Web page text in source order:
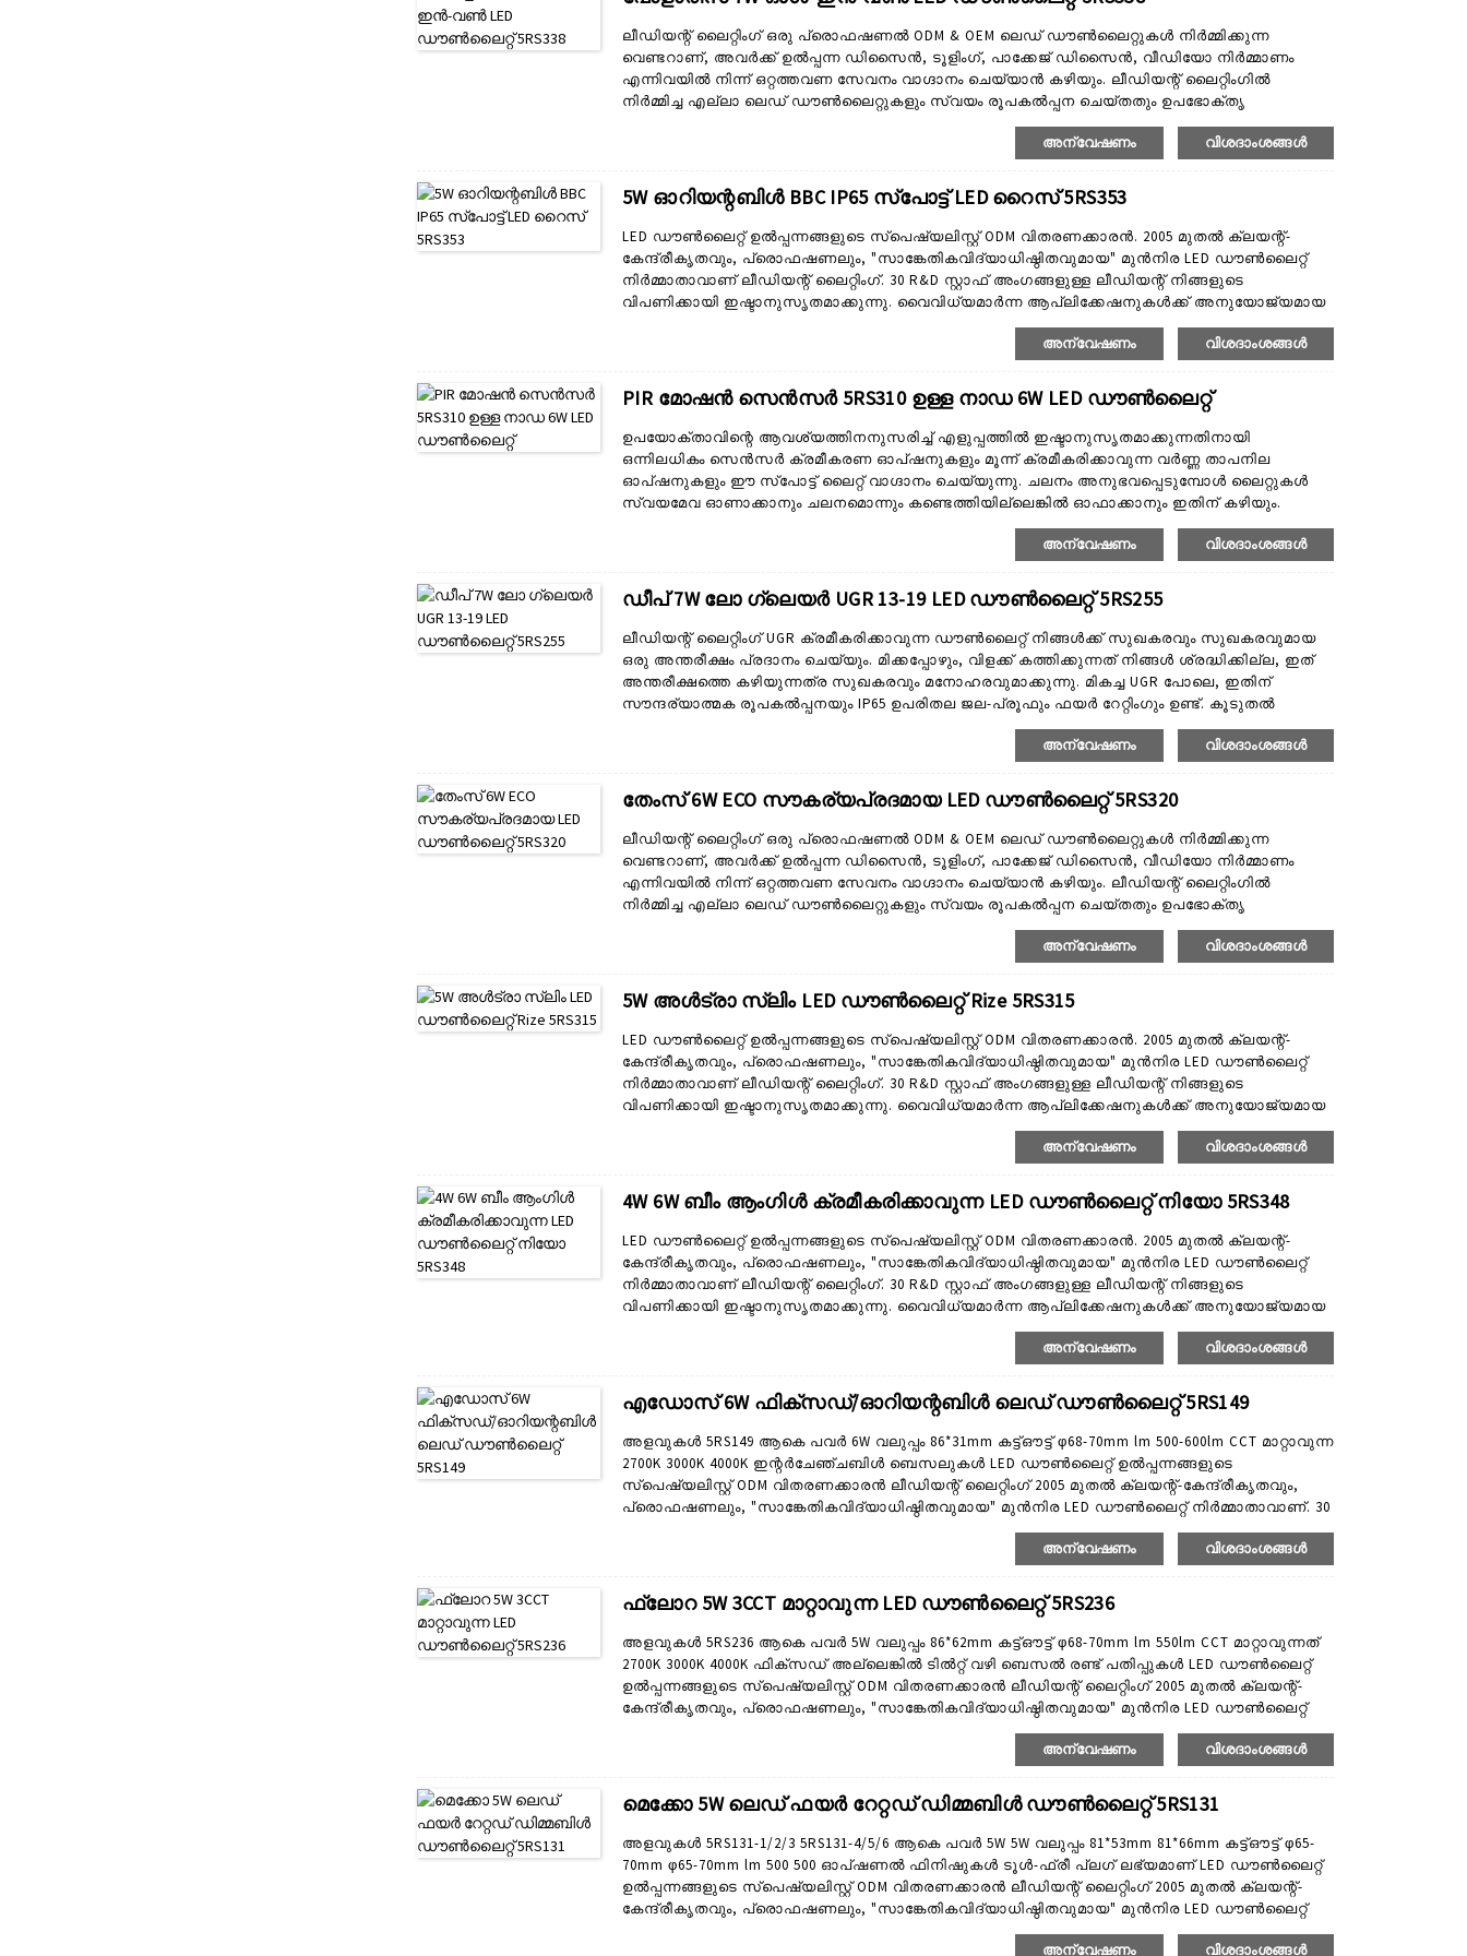
ലീഡിയന്റ് ലൈറ്റിംഗ് ഒരു പ്രൊഫഷണൽ ODM & OEM ലെഡ് ഡൗൺലൈറ്റുകൾ നിർമ്മിക്കുന്ന
വെണ്ടറാണ്, അവർക്ക് ഉൽപ്പന്ന ഡിസൈൻ, ടൂളിംഗ്, പാക്കേജ് ഡിസൈൻ, വീഡിയോ നിർമ്മാണം
എന്നിവയിൽ നിന്ന് ഒറ്റത്തവണ സേവനം വാഗ്ദാനം ചെയ്യാൻ കഴിയും. ലീഡിയന്റ് ലൈറ്റിംഗിൽ
നിർമ്മിച്ച എല്ലാ ലെഡ് ഡൗൺലൈറ്റുകളും സ്വയം രൂപകൽപ്പന ചെയ്തതും ഉപഭോക്തൃ
ആവശ്യകതയെ അടിസ്ഥാനമാക്കി നിർമ്മിച്ചതുമാണ്. ഞങ്ങൾക്ക് ശക്തമായ ODM സേവനങ്ങളുണ്ട്.
ഞങ്ങളോടൊപ്പം പ്രവർത്തിക്കുന്ന 30-ലധികം ഡിസൈൻ എഞ്ചിനീയർമാരും R&D എഞ്ചിനീയർമാരും
വ്യത്യസ്ത മങ്ങിയ ഡ്രൈവർ പരിഹാരങ്ങളും ഉപഭോക്താക്കൾക്ക് വാഗ്ദാനം ചെയ്യുന്നു...
അന്വേഷണം വിശദാംശങ്ങൾ
5W ഓറിയന്റബിൾ BBC IP65 സ്പോട്ട് LED റൈസ് 5RS353
LED ഡൗൺലൈറ്റ് ഉൽപ്പന്നങ്ങളുടെ സ്പെഷ്യലിസ്റ്റ് ODM വിതരണക്കാരൻ. 2005 മുതൽ ക്ലയന്റ്-
കേന്ദ്രീകൃതവും, പ്രൊഫഷണലും, "സാങ്കേതികവിദ്യാധിഷ്ഠിതവുമായ" മുൻനിര LED ഡൗൺലൈറ്റ്
നിർമ്മാതാവാണ് ലീഡിയന്റ് ലൈറ്റിംഗ്. 30 R&D സ്റ്റാഫ് അംഗങ്ങളുള്ള ലീഡിയന്റ് നിങ്ങളുടെ
വിപണിക്കായി ഇഷ്ടാനുസൃതമാക്കുന്നു. വൈവിധ്യമാർന്ന ആപ്ലിക്കേഷനുകൾക്ക് അനുയോജ്യമായ
LED ഡൗൺലൈറ്റുകൾ ഞങ്ങൾ രൂപകൽപ്പന ചെയ്യുകയും നിർമ്മിക്കുകയും ചെയ്യുന്നു. ഉൽപ്പന്ന
ശ്രേണിയിൽ ആഭ്യന്തര ഡൗൺലൈറ്റുകൾ, വാണിജ്യ ഡൗൺലൈറ്റുകൾ, സ്മാർട്ട് ഡൗൺലൈറ്റുകൾ
കൂടാതെ അതിന്റേതായ നൂതനാശയവുമുണ്ട്...
അന്വേഷണം വിശദാംശങ്ങൾ
PIR മോഷൻ സെൻസർ 5RS310 ഉള്ള നാഡ 6W LED ഡൗൺലൈറ്റ്
ഉപയോക്താവിന്റെ ആവശ്യത്തിനനുസരിച്ച് എളുപ്പത്തിൽ ഇഷ്ടാനുസൃതമാക്കുന്നതിനായി
ഒന്നിലധികം സെൻസർ ക്രമീകരണ ഓപ്ഷനുകളും മൂന്ന് ക്രമീകരിക്കാവുന്ന വർണ്ണ താപനില
ഓപ്ഷനുകളും ഈ സ്പോട്ട് ലൈറ്റ് വാഗ്ദാനം ചെയ്യുന്നു. ചലനം അനുഭവപ്പെടുമ്പോൾ ലൈറ്റുകൾ
സ്വയമേവ ഓണാക്കാനും ചലനമൊന്നും കണ്ടെത്തിയില്ലെങ്കിൽ ഓഫാക്കാനും ഇതിന് കഴിയും.
വർദ്ധിച്ച സുരക്ഷയും ഹാൻഡ്‌സ്-ഫ്രീ സ്വിച്ചിംഗിന്റെ സൗകര്യവും സെൻസറുകൾ ഇൻസ്റ്റാൾ
ചെയ്യുന്നതിനുള്ള മികച്ച കാരണങ്ങളാണ്. ഇൻസ്റ്റാളേഷന്റെ എളുപ്പത പുതിയ നിർമ്മാണത്തിനും
പതിവ് ചോദ്യങ്ങൾ: ചോദ്യം: എങ്ങനെ...
അന്വേഷണം വിശദാംശങ്ങൾ
ഡീപ് 7W ലോ ഗ്ലെയർ UGR 13-19 LED ഡൗൺലൈറ്റ് 5RS255
ലീഡിയന്റ് ലൈറ്റിംഗ് UGR ക്രമീകരിക്കാവുന്ന ഡൗൺലൈറ്റ് നിങ്ങൾക്ക് സുഖകരവും സുഖകരവുമായ
ഒരു അന്തരീക്ഷം പ്രദാനം ചെയ്യും. മിക്കപ്പോഴും, വിളക്ക് കത്തിക്കുന്നത് നിങ്ങൾ ശ്രദ്ധിക്കില്ല, ഇത്
അന്തരീക്ഷത്തെ കഴിയുന്നത്ര സുഖകരവും മനോഹരവുമാക്കുന്നു. മികച്ച UGR പോലെ, ഇതിന്
സൗന്ദര്യാത്മക രൂപകൽപ്പനയും IP65 ഉപരിതല ജല-പ്രൂഫും ഫയർ റേറ്റിംഗും ഉണ്ട്. കൂടുതൽ
ഊർജ്ജ ലാഭത്തിനായി: ഒരു LED മൊഡ്യൂൾ നിരവധി പരസ്പരം മാറ്റാവുന്ന ബെസലുകൾ പങ്കിടുന്നു.
3 വ്യത്യസ്ത വർണ്ണ താപനിലകളിൽ ക്രമീകരിക്കാവുന്നത്: 2700K, 3000K, 4000K ഗതാഗത ചെലവ്
അന്വേഷണം വിശദാംശങ്ങൾ
തേംസ് 6W ECO സൗകര്യപ്രദമായ LED ഡൗൺലൈറ്റ് 5RS320
ലീഡിയന്റ് ലൈറ്റിംഗ് ഒരു പ്രൊഫഷണൽ ODM & OEM ലെഡ് ഡൗൺലൈറ്റുകൾ നിർമ്മിക്കുന്ന
വെണ്ടറാണ്, അവർക്ക് ഉൽപ്പന്ന ഡിസൈൻ, ടൂളിംഗ്, പാക്കേജ് ഡിസൈൻ, വീഡിയോ നിർമ്മാണം
എന്നിവയിൽ നിന്ന് ഒറ്റത്തവണ സേവനം വാഗ്ദാനം ചെയ്യാൻ കഴിയും. ലീഡിയന്റ് ലൈറ്റിംഗിൽ
നിർമ്മിച്ച എല്ലാ ലെഡ് ഡൗൺലൈറ്റുകളും സ്വയം രൂപകൽപ്പന ചെയ്തതും ഉപഭോക്തൃ
ആവശ്യകതയെ അടിസ്ഥാനമാക്കി നിർമ്മിച്ചതുമാണ്. ഞങ്ങൾക്ക് ശക്തമായ ODM സേവനങ്ങളുണ്ട്.
ഞങ്ങളോടൊപ്പം പ്രവർത്തിക്കുന്ന 30-ലധികം ഡിസൈൻ എഞ്ചിനീയർമാരും R&D എഞ്ചിനീയർമാരും
വ്യത്യസ്ത മങ്ങിയ ഡ്രൈവർ പരിഹാരങ്ങളും ഉപഭോക്താക്കൾക്ക് വാഗ്ദാനം ചെയ്യുന്നു...
അന്വേഷണം വിശദാംശങ്ങൾ
5W അൾട്രാ സ്ലിം LED ഡൗൺലൈറ്റ് Rize 5RS315
LED ഡൗൺലൈറ്റ് ഉൽപ്പന്നങ്ങളുടെ സ്പെഷ്യലിസ്റ്റ് ODM വിതരണക്കാരൻ. 2005 മുതൽ ക്ലയന്റ്-
കേന്ദ്രീകൃതവും, പ്രൊഫഷണലും, "സാങ്കേതികവിദ്യാധിഷ്ഠിതവുമായ" മുൻനിര LED ഡൗൺലൈറ്റ്
നിർമ്മാതാവാണ് ലീഡിയന്റ് ലൈറ്റിംഗ്. 30 R&D സ്റ്റാഫ് അംഗങ്ങളുള്ള ലീഡിയന്റ് നിങ്ങളുടെ
വിപണിക്കായി ഇഷ്ടാനുസൃതമാക്കുന്നു. വൈവിധ്യമാർന്ന ആപ്ലിക്കേഷനുകൾക്ക് അനുയോജ്യമായ
LED ഡൗൺലൈറ്റുകൾ ഞങ്ങൾ രൂപകൽപ്പന ചെയ്യുകയും നിർമ്മിക്കുകയും ചെയ്യുന്നു. ഉൽപ്പന്ന
ശ്രേണിയിൽ ആഭ്യന്തര ഡൗൺലൈറ്റുകൾ, വാണിജ്യ ഡൗൺലൈറ്റുകൾ, സ്മാർട്ട് ഡൗൺലൈറ്റുകൾ
കൂടാതെ അതിന്റേതായ നൂതനാശയവുമുണ്ട്...
അന്വേഷണം വിശദാംശങ്ങൾ
4W 6W ബീം ആംഗിൾ ക്രമീകരിക്കാവുന്ന LED ഡൗൺലൈറ്റ് നിയോ 5RS348
LED ഡൗൺലൈറ്റ് ഉൽപ്പന്നങ്ങളുടെ സ്പെഷ്യലിസ്റ്റ് ODM വിതരണക്കാരൻ. 2005 മുതൽ ക്ലയന്റ്-
കേന്ദ്രീകൃതവും, പ്രൊഫഷണലും, "സാങ്കേതികവിദ്യാധിഷ്ഠിതവുമായ" മുൻനിര LED ഡൗൺലൈറ്റ്
നിർമ്മാതാവാണ് ലീഡിയന്റ് ലൈറ്റിംഗ്. 30 R&D സ്റ്റാഫ് അംഗങ്ങളുള്ള ലീഡിയന്റ് നിങ്ങളുടെ
വിപണിക്കായി ഇഷ്ടാനുസൃതമാക്കുന്നു. വൈവിധ്യമാർന്ന ആപ്ലിക്കേഷനുകൾക്ക് അനുയോജ്യമായ
LED ഡൗൺലൈറ്റുകൾ ഞങ്ങൾ രൂപകൽപ്പന ചെയ്യുകയും നിർമ്മിക്കുകയും ചെയ്യുന്നു. ഉൽപ്പന്ന
ശ്രേണിയിൽ ആഭ്യന്തര ഡൗൺലൈറ്റുകൾ, വാണിജ്യ ഡൗൺലൈറ്റുകൾ, സ്മാർട്ട് ഡൗൺലൈറ്റുകൾ
കൂടാതെ അതിന്റേതായ ഒരു സത്രവുമുണ്ട്...
അന്വേഷണം വിശദാംശങ്ങൾ
എഡോസ് 6W ഫിക്സഡ്/ഓറിയന്റബിൾ ലെഡ് ഡൗൺലൈറ്റ് 5RS149
അളവുകൾ 5RS149 ആകെ പവർ 6W വലുപ്പം 86*31mm കട്ട്ഔട്ട് φ68-70mm lm 500-600lm CCT മാറ്റാവുന്ന
2700K 3000K 4000K ഇന്റർചേഞ്ചബിൾ ബെസലുകൾ LED ഡൗൺലൈറ്റ് ഉൽപ്പന്നങ്ങളുടെ
സ്പെഷ്യലിസ്റ്റ് ODM വിതരണക്കാരൻ ലീഡിയന്റ് ലൈറ്റിംഗ് 2005 മുതൽ ക്ലയന്റ്-കേന്ദ്രീകൃതവും,
പ്രൊഫഷണലും, "സാങ്കേതികവിദ്യാധിഷ്ഠിതവുമായ" മുൻനിര LED ഡൗൺലൈറ്റ് നിർമ്മാതാവാണ്. 30
R&D സ്റ്റാഫ് അംഗങ്ങളുമായി, ലീഡിയന്റ് നിങ്ങളുടെ വിപണിക്കായി ഇഷ്ടാനുസൃതമാക്കുന്നു.
വൈവിധ്യമാർന്ന ആപ്ലിക്കേഷനുകൾക്ക് അനുയോജ്യമായ LED ഡൗൺലൈറ്റുകൾ ഞങ്ങൾ
അന്വേഷണം വിശദാംശങ്ങൾ
ഫ്ലോറ 5W 3CCT മാറ്റാവുന്ന LED ഡൗൺലൈറ്റ് 5RS236
അളവുകൾ 5RS236 ആകെ പവർ 5W വലുപ്പം 86*62mm കട്ട്ഔട്ട് φ68-70mm lm 550lm CCT മാറ്റാവുന്നത്
2700K 3000K 4000K ഫിക്സഡ് അല്ലെങ്കിൽ ടിൽറ്റ് വഴി ബെസൽ രണ്ട് പതിപ്പുകൾ LED ഡൗൺലൈറ്റ്
ഉൽപ്പന്നങ്ങളുടെ സ്പെഷ്യലിസ്റ്റ് ODM വിതരണക്കാരൻ ലീഡിയന്റ് ലൈറ്റിംഗ് 2005 മുതൽ ക്ലയന്റ്-
കേന്ദ്രീകൃതവും, പ്രൊഫഷണലും, "സാങ്കേതികവിദ്യാധിഷ്ഠിതവുമായ" മുൻനിര LED ഡൗൺലൈറ്റ്
നിർമ്മാതാവാണ്. 30 R&D സ്റ്റാഫ് അംഗങ്ങളുമായി, ലീഡിയന്റ് നിങ്ങളുടെ വിപണിക്കായി
ഇഷ്ടാനുസൃതമാക്കുന്നു. വൈവിധ്യമാർന്ന ആപ്ലിക്കേഷനുകൾക്ക് അനുയോജ്യമായ LED
അന്വേഷണം വിശദാംശങ്ങൾ
മെക്കോ 5W ലെഡ് ഫയർ റേറ്റഡ് ഡിമ്മബിൾ ഡൗൺലൈറ്റ് 5RS131
അളവുകൾ 5RS131-1/2/3 5RS131-4/5/6 ആകെ പവർ 5W 5W വലുപ്പം 81*53mm 81*66mm കട്ട്ഔട്ട് φ65-
70mm φ65-70mm lm 500 500 ഓപ്ഷണൽ ഫിനിഷുകൾ ടൂൾ-ഫ്രീ പ്ലഗ് ലഭ്യമാണ് LED ഡൗൺലൈറ്റ്
ഉൽപ്പന്നങ്ങളുടെ സ്പെഷ്യലിസ്റ്റ് ODM വിതരണക്കാരൻ ലീഡിയന്റ് ലൈറ്റിംഗ് 2005 മുതൽ ക്ലയന്റ്-
കേന്ദ്രീകൃതവും, പ്രൊഫഷണലും, "സാങ്കേതികവിദ്യാധിഷ്ഠിതവുമായ" മുൻനിര LED ഡൗൺലൈറ്റ്
നിർമ്മാതാവാണ്. 30 R&D സ്റ്റാഫ് അംഗങ്ങളുമായി, ലീഡിയന്റ് നിങ്ങളുടെ വിപണിക്കായി
ഇഷ്ടാനുസൃതമാക്കുന്നു. വൈവിധ്യമാർന്ന ആപ്ലിക്കേഷനുകൾക്ക് അനുയോജ്യമായ LED
അന്വേഷണം വിശദാംശങ്ങൾ